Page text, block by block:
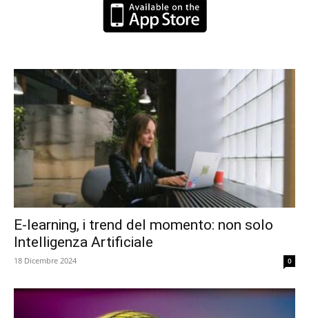
E-learning, i trend del momento: non solo
Intelligenza Artificiale
18 Dicembre 2024 0